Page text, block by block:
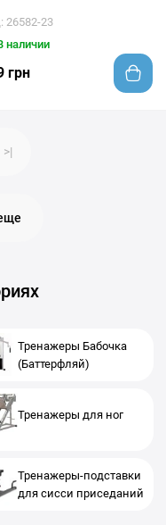
26582-23
наличии
грн
>|
Тренажеры Бабочка
(Баттерфляй)
Тренажеры для ног
Тренажеры-подставки
для сисси приседаний